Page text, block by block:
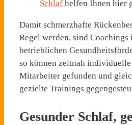
Schlaf helfen Ihnen hier
Damit schmerzhafte
Regel werden, sind Coachings
betrieblichen
so können zeitnah
Mitarbeiter gefunden und
gezielte Trainings
Gesunder Schlaf,